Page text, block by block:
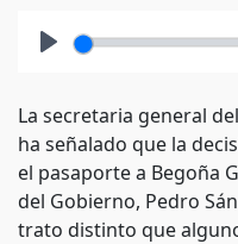
La secretaria general
ha señalado que la
el pasaporte a Begoña
del Gobierno, Pedro
trato distinto que